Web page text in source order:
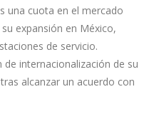
una cuota en el mercado
expansión en México,
de servicio.
internacionalización de su
alcanzar un acuerdo con